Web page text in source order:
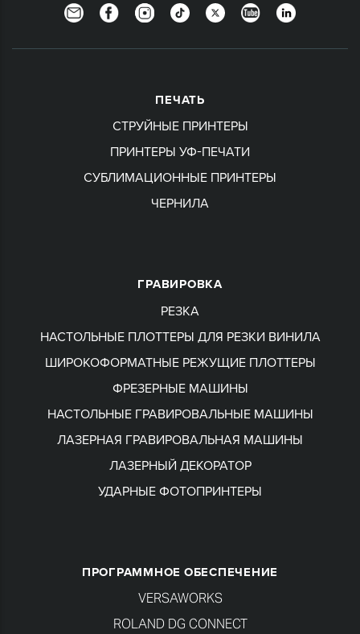
NewsletterFacebookInstagramTikTokTwitterYouTubeLinkedIn
ПЕЧАТЬ
СТРУЙНЫЕ ПРИНТЕРЫ
ПРИНТЕРЫ УФ-ПЕЧАТИ
СУБЛИМАЦИОННЫЕ ПРИНТЕРЫ
ЧЕРНИЛА
ГРАВИРОВКА
РЕЗКА
НАСТОЛЬНЫЕ ПЛОТТЕРЫ ДЛЯ РЕЗКИ ВИНИЛА
ШИРОКОФОРМАТНЫЕ РЕЖУЩИЕ ПЛОТТЕРЫ
ФРЕЗЕРНЫЕ МАШИНЫ
НАСТОЛЬНЫЕ ГРАВИРОВАЛЬНЫЕ МАШИНЫ
ЛАЗЕРНАЯ ГРАВИРОВАЛЬНАЯ МАШИНЫ
ЛАЗЕРНЫЙ ДЕКОРАТОР
УДАРНЫЕ ФОТОПРИНТЕРЫ
ПРОГРАММНОЕ ОБЕСПЕЧЕНИЕ
VERSAWORKS
ROLAND DG CONNECT